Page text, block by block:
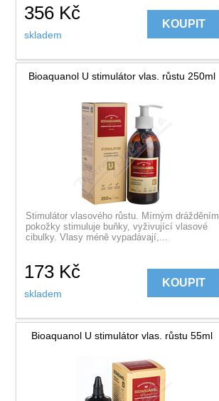
356 Kč
skladem
KOUPIT
Bioaquanol U stimulátor vlas. růstu 250ml
Stimulátor vlasového růstu. Mírným drážděním
pokožky stimuluje buňky, vyživující vlasové
cibulky. Vlasy méně vypadávají,...
173 Kč
skladem
KOUPIT
Bioaquanol U stimulátor vlas. růstu 55ml